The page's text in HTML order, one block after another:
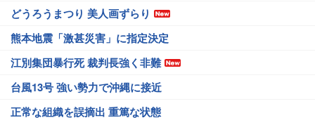
どうろうまつり 美人画ずらり
熊本地震「激甚災害」に指定決定
江別集団暴行死 裁判長強く非難
台風13号 強い勢力で沖縄に接近
正常な組織を誤摘出 重篤な状態